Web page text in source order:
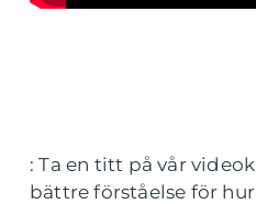
: Ta en titt på vår
bättre förståelse för